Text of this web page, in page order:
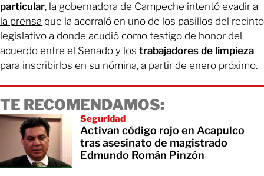
particular, la gobernadora de Campeche intentó evadir a
la prensa que la acorraló en uno de los pasillos del recinto
legislativo a donde acudió como testigo de honor del
acuerdo entre el Senado y los trabajadores de limpieza
para inscribirlos en su nómina, a partir de enero próximo.
TE RECOMENDAMOS:
Seguridad
Activan código rojo en Acapulco
tras asesinato de magistrado
Edmundo Román Pinzón